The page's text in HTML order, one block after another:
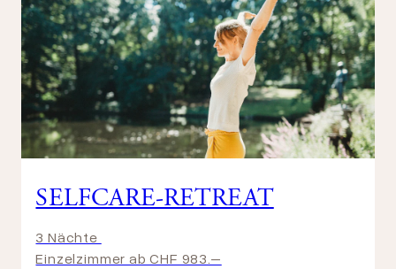
SELFCARE-RETREAT
3 Nächte
Einzelzimmer ab CHF 983.–